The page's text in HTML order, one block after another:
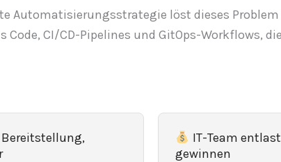
Automatisierungsstrategie löst dieses
Code, CI/CD-Pipelines und GitOps-Workflows,
IT-Team
gewinnen